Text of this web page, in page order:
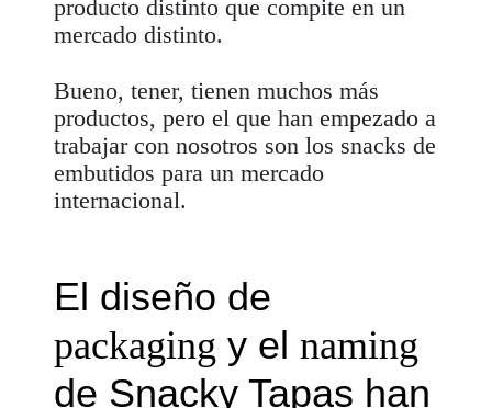
producto distinto que compite en un
mercado distinto.
Bueno, tener, tienen muchos más
productos, pero el que han empezado a
trabajar con nosotros son los snacks de
embutidos para un mercado
internacional.
El diseño de
packaging y el naming
de Snacky Tapas han